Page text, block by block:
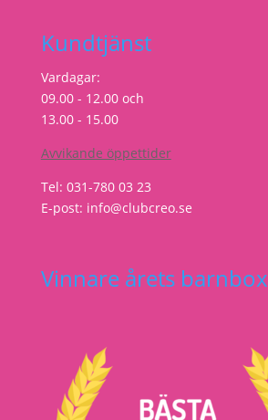
Kundtjänst
Vardagar:
09.00 - 12.00 och
13.00 - 15.00
Avvikande öppettider
Tel: 031-780 03 23
E-post: info@clubcreo.se
Vinnare årets barnbox